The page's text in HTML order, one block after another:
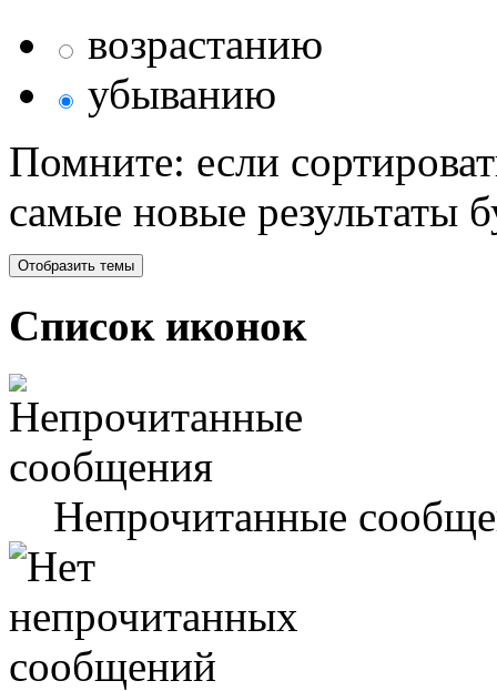
возрастанию
убыванию
Помните: если
самые новые результаты
Список иконок
Непрочитанные